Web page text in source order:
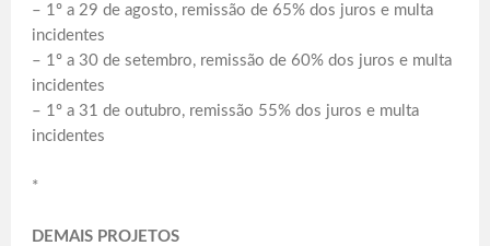
– 1º a 29 de agosto, remissão de 65% dos juros e multa
incidentes
– 1º a 30 de setembro, remissão de 60% dos juros e multa
incidentes
– 1º a 31 de outubro, remissão 55% dos juros e multa
incidentes
*
DEMAIS PROJETOS